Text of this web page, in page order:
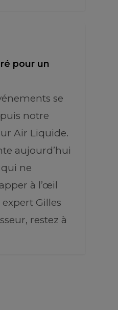
pour un
se
notre
Air Liquide.
aujourd’hui
ne
à l’œil
Gilles
restez à